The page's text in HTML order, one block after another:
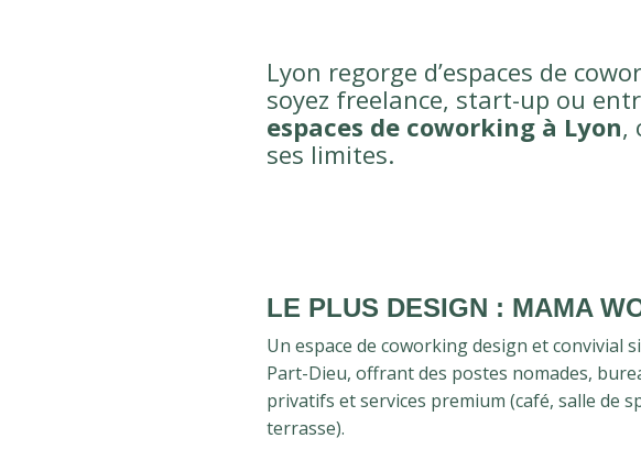
Lyon regorge d’espaces de
soyez freelance, start-up ou
espaces de coworking à Lyon,
ses limites.
LE PLUS DESIGN : MAMA
Un espace de coworking design et convivial
Part-Dieu, offrant des postes nomades,
privatifs et services premium (café, salle de
terrasse).